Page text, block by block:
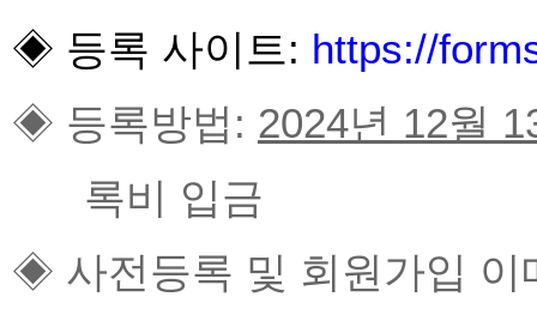
◈ 등록 사이트: https://
◈ 등록방법: 2024년 12월
록비 입금
◈ 사전등록 및 회원가입 이